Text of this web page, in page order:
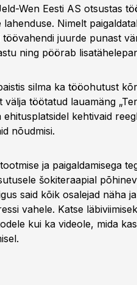
Wen Eesti AS otsustas
Nimelt
juurde punast
ning pöörab
silma ka tööohutust
töötatud lauamäng
kehtivaid
nõudmisi.
ja paigaldamisega
šokiteraapial
said kõik osalejad näha
vahele. Katse
kui ka videole, mida